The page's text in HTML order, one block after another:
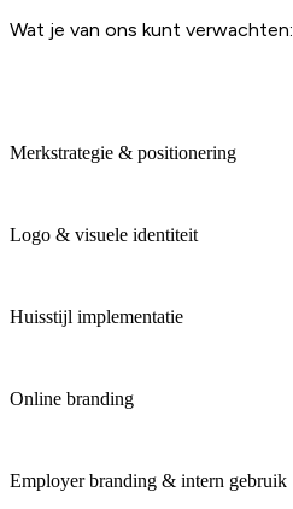
Wat je van ons kunt verwachten:
Merkstrategie & positionering
Logo & visuele identiteit
Huisstijl implementatie
Online branding
Employer branding & intern gebruik